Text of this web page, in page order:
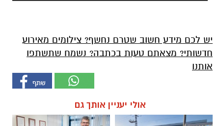
יש לכם מידע חשוב שטרם נחשף? צילומים מאירוע
חדשותי? מצאתם טעות בכתבה? נשמח שתשתפו
אותנו
אולי יעניין אותך גם